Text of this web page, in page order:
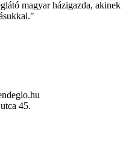
magyar házigazda, akinek
45.